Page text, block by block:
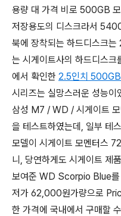
용량 대 가격 비로 500GB
저장용도의 디스크라서
북에 장착되는 하드디스크
는 시게이트사의 하드디스
에서 확인한 2.5인치 500GB
시리즈는 실망스러운 성능
삼성 M7 / WD / 시게이트
을 테스트하였는데, 일부
모델이 시게이트 모멘터스
니, 당연하게도 시게이트 제
보여준 WD Scorpio Blue를
저가 62,000원가량으로
한 가격에 국내에서 구매할